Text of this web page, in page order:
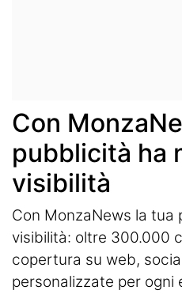
Con
pubblicità ha
visibilità
Con MonzaNews la tua
visibilità: oltre 300.000
copertura su web,
personalizzate per ogni